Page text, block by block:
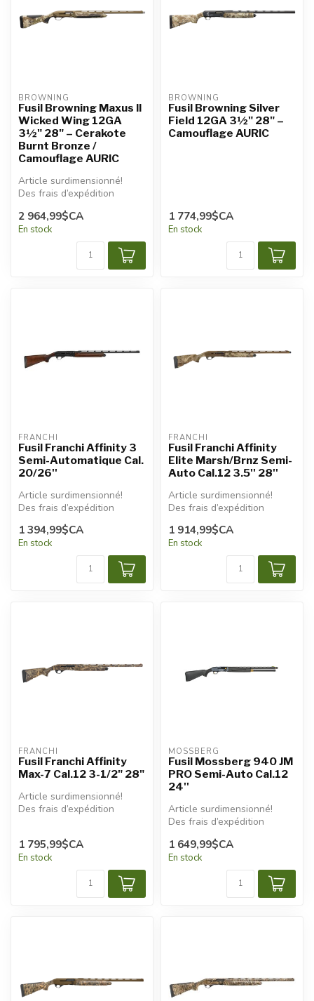
BROWNING
Fusil Browning Maxus II
Wicked Wing 12GA
3½" 28" – Cerakote
Burnt Bronze /
Camouflage AURIC
Article surdimensionné!
Des frais d’expédition
appliqués.
2 964,99$CA
En stock
BROWNING
Fusil Browning Silver
Field 12GA 3½" 28" –
Camouflage AURIC
1 774,99$CA
En stock
FRANCHI
Fusil Franchi Affinity 3
Semi-Automatique Cal.
20/26''
Article surdimensionné!
Des frais d’expédition
appliqués.
1 394,99$CA
En stock
FRANCHI
Fusil Franchi Affinity
Elite Marsh/Brnz Semi-
Auto Cal.12 3.5'' 28''
Article surdimensionné!
Des frais d’expédition
appliqués.
1 914,99$CA
En stock
FRANCHI
Fusil Franchi Affinity
Max-7 Cal.12 3-1/2" 28"
Article surdimensionné!
Des frais d’expédition
1 795,99$CA
En stock
MOSSBERG
Fusil Mossberg 940 JM
PRO Semi-Auto Cal.12
24''
Article surdimensionné!
Des frais d’expédition
appliqués.
1 649,99$CA
En stock